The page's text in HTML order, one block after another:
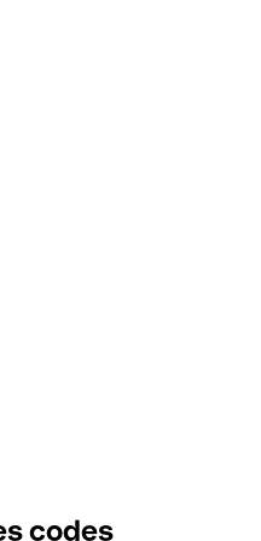
codes